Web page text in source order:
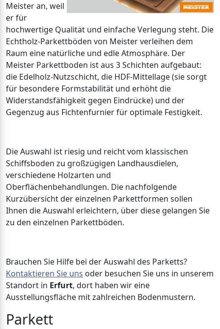
Meister an, weil
er für
hochwertige Qualität und einfache Verlegung steht. Die
Echtholz-Parkettböden von Meister verleihen dem
Raum eine natürliche und edle Atmosphäre. Der
Meister Parkettboden ist aus 3 Schichten aufgebaut:
die Edelholz-Nutzschicht, die HDF-Mittellage (sie sorgt
für besondere Formstabilität und erhöht die
Widerstandsfähigkeit gegen Eindrücke) und der
Gegenzug aus Fichtenfurnier für optimale Festigkeit.
Die Auswahl ist riesig und reicht vom klassischen
Schiffsboden zu großzügigen Landhausdielen,
verschiedene Holzarten und
Oberflächenbehandlungen. Die nachfolgende
Kurzübersicht der einzelnen Parkettformen sollen
Ihnen die Auswahl erleichtern, über diese gelangen Sie
zu den einzelnen Parkettböden.
Brauchen Sie Hilfe bei der Auswahl des Parketts?
Kontaktieren Sie uns oder besuchen Sie uns in unserem
Standort in Erfurt, dort haben wir eine
Ausstellungsfläche mit zahlreichen Bodenmustern.
Parkett